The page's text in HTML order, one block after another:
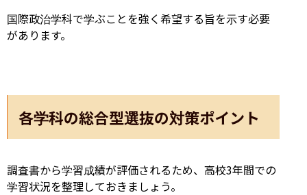
国際政治学科で学ぶことを強く希望する旨を示す必要
があります。
各学科の総合型選抜の対策ポイント
調査書から学習成績が評価されるため、高校3年間での
学習状況を整理しておきましょう。